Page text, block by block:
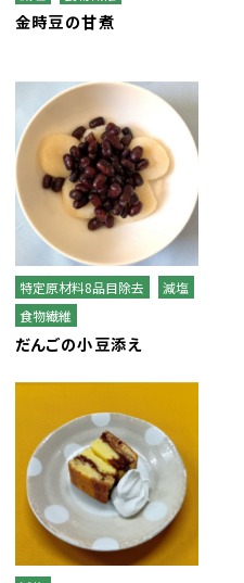
いせん製品
ム米
豆ペースト
ボール
の元気ボール
金時豆の甘煮
特定原材料8品目除去
減塩
食物繊維
だんごの小豆添え